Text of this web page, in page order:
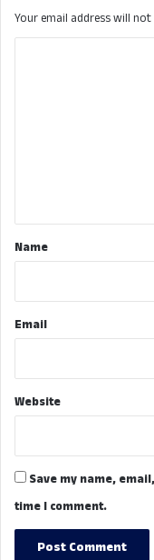
Your email address will not
*Name
Email
Website
Save my name,
time I comment.